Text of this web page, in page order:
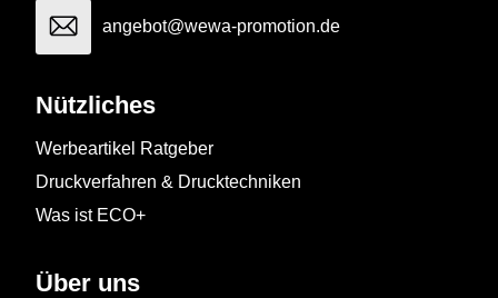
angebot@wewa-promotion.de
Nützliches
Werbeartikel Ratgeber
Druckverfahren & Drucktechniken
Was ist ECO+
Über uns